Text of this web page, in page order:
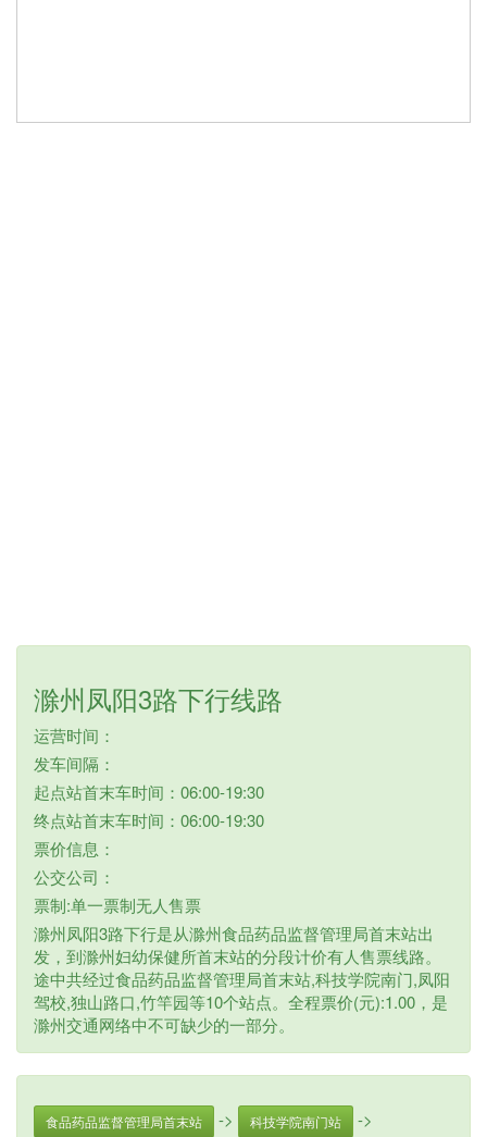
滁州凤阳3路下行线路
运营时间：
发车间隔：
起点站首末车时间：06:00-19:30
终点站首末车时间：06:00-19:30
票价信息：
公交公司：
票制:单一票制无人售票
滁州凤阳3路下行是从滁州食品药品监督管理局首末站出
发，到滁州妇幼保健所首末站的分段计价有人售票线路。
途中共经过食品药品监督管理局首末站,科技学院南门,凤阳
驾校,独山路口,竹竿园等10个站点。全程票价(元):1.00，是
滁州交通网络中不可缺少的一部分。
食品药品监督管理局首末站 -> 科技学院南门站 ->